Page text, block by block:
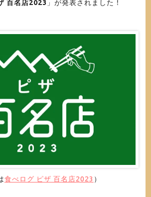
百名店2023 」が発表されました！
食べログ ピザ 百名店2023 ）